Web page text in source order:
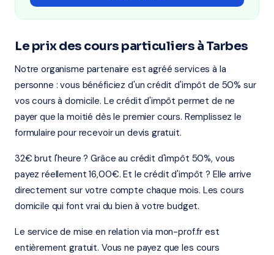
Le prix des cours particuliers à Tarbes
Notre organisme partenaire est agréé services à la
personne : vous bénéficiez d'un crédit d'impôt de 50% sur
vos cours à domicile. Le crédit d'impôt permet de ne
payer que la moitié dès le premier cours. Remplissez le
formulaire pour recevoir un devis gratuit.
32€ brut l'heure ? Grâce au crédit d'impôt 50%, vous
payez réellement 16,00€. Et le crédit d'impôt ? Elle arrive
directement sur votre compte chaque mois. Les cours
domicile qui font vrai du bien à votre budget.
Le service de mise en relation via mon-prof.fr est
entièrement gratuit. Vous ne payez que les cours